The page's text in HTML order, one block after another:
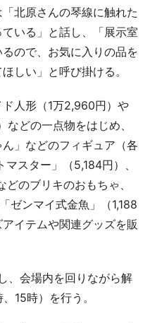
北原さんの琴線に触れた
いる」と話し、「展示室
ので、お気に入りの品を
しい」と呼び掛ける。
人形（1万2,960円）や
どの一点物をはじめ、
」などのフィギュア（各
スター」（5,184円）、
どのブリキのおもちゃ、
ゼンマイ式金魚」（1,188
イテムや関連グッズを販
、会場内を回りながら解
15時）を行う。